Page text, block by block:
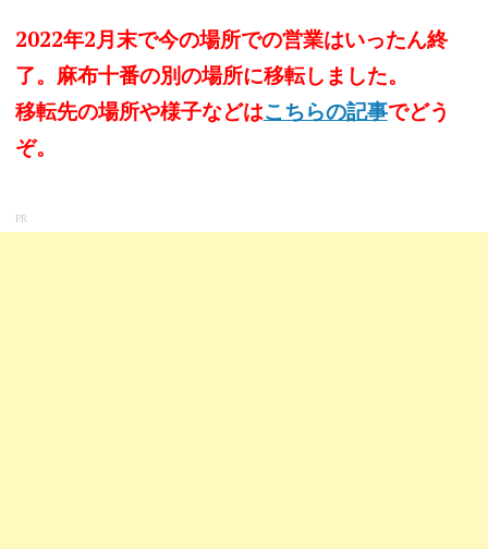
2022年2月末で今の場所での営業はいったん終
了。麻布十番の別の場所に移転しました。
移転先の場所や様子などはこちらの記事でどう
ぞ。
PR